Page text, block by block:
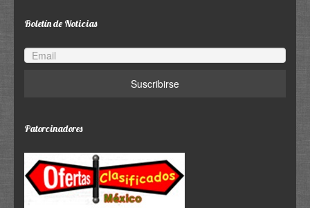
Boletín de Noticias
Patorcinadores